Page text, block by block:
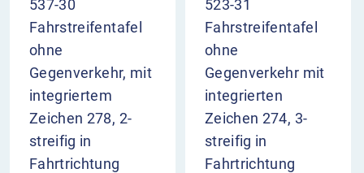
537-30
Fahrstreifentafel
ohne
Gegenverkehr, mit
integriertem
Zeichen 278, 2-
streifig in
Fahrtrichtung
523-31
Fahrstreifentafel
ohne
Gegenverkehr mit
integrierten
Zeichen 274, 3-
streifig in
Fahrtrichtung